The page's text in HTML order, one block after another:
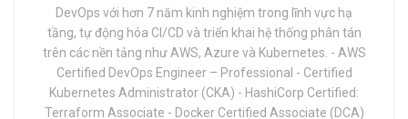
DevOps với hơn 7 năm kinh nghiệm trong lĩnh vực hạ
tầng, tự động hóa CI/CD và triển khai hệ thống phân tán
trên các nền tảng như AWS, Azure và Kubernetes. - AWS
Certified DevOps Engineer – Professional - Certified
Kubernetes Administrator (CKA) - HashiCorp Certified:
Terraform Associate - Docker Certified Associate (DCA)